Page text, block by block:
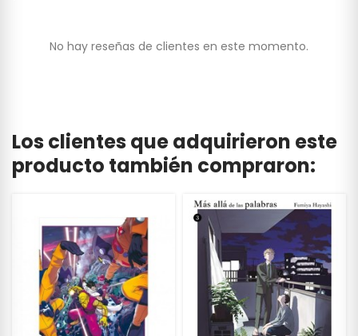
No hay reseñas de clientes en este momento.
Los clientes que adquirieron este
producto también compraron: